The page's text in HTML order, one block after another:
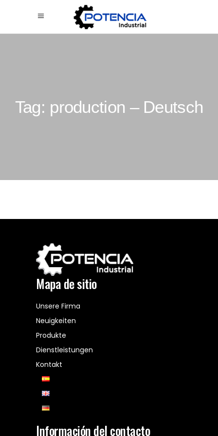
Tag: production – Deutsch
Mapa de sitio
Unsere Firma
Neuigkeiten
Produkte
Dienstleistungen
Kontakt
Información del contacto